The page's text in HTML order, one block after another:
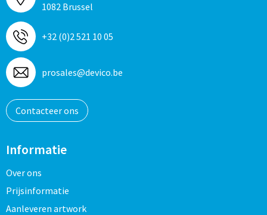
1082 Brussel
+32 (0)2 521 10 05
prosales@devico.be
Contacteer ons
Informatie
Over ons
Prijsinformatie
Aanleveren artwork